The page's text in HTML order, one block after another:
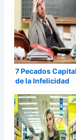
7 Pecados
de la Infelicidad